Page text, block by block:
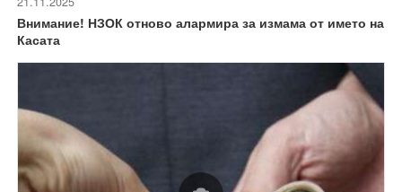
Внимание! НЗОК отново алармира за измама от името на
Касата